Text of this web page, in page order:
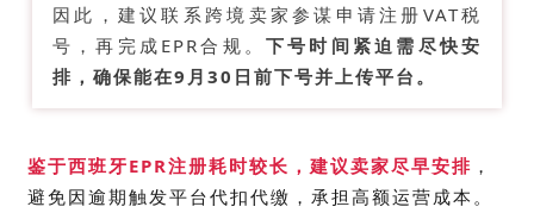
因此，建议联系跨境卖家参谋申请注册 VAT税
号 ，再完成EPR合规。下号时间紧迫需尽快安
排，确保能在9月30日前下号并上传平台。
鉴于西班牙EPR注册耗时较长，建议卖家尽早安排 ，
避免因逾期触发平台代扣代缴， 承担高额运营成本 。